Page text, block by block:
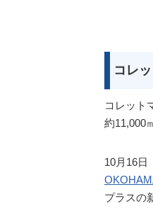
コレ
コレット
約11,000
10月16日
プラスの